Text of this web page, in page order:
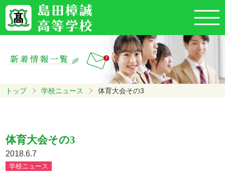
トップ 学校ニュース 体育大会その3
体育大会その3
2018.6.7
学校ニュース